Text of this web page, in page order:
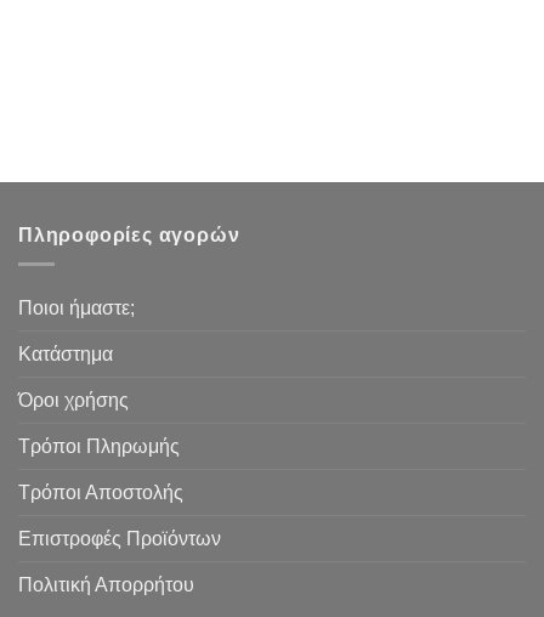
Πληροφορίες αγορών
Ποιοι ήμαστε;
Κατάστημα
Όροι χρήσης
Τρόποι Πληρωμής
Τρόποι Αποστολής
Επιστροφές Προϊόντων
Πολιτική Απορρήτου